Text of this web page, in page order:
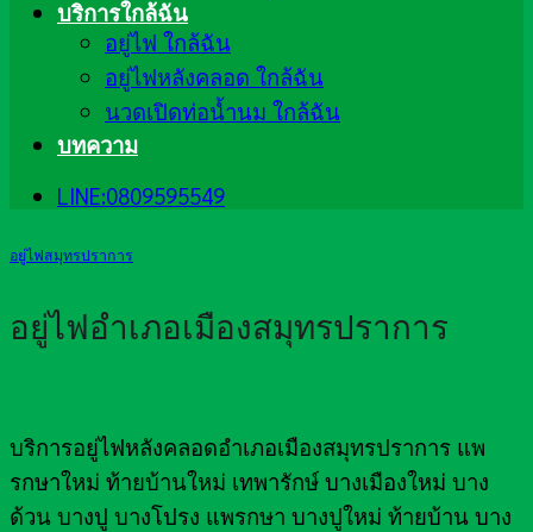
บริการใกล้ฉัน
อยู่ไฟ ใกล้ฉัน
อยู่ไฟหลังคลอด ใกล้ฉัน
นวดเปิดท่อน้ำนม ใกล้ฉัน
บทความ
LINE:0809595549
อยู่ไฟสมุทรปราการ
อยู่ไฟอำเภอเมืองสมุทรปราการ
บริการอยู่ไฟหลังคลอดอำเภอเมืองสมุทรปราการ แพ
รกษาใหม่ ท้ายบ้านใหม่ เทพารักษ์ บางเมืองใหม่ บาง
ด้วน บางปู บางโปรง แพรกษา บางปูใหม่ ท้ายบ้าน บาง